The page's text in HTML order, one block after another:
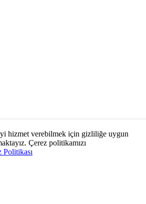
hizmet verebilmek için gizliliğe uygun
Çerez politikamızı
Politikası